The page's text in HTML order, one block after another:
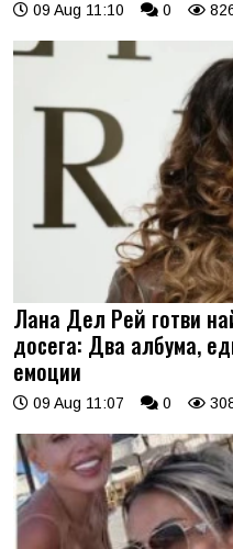
09 Aug 11:10 0
Лана Дел Рей готви
досега: Два албума,
емоции
09 Aug 11:07 0